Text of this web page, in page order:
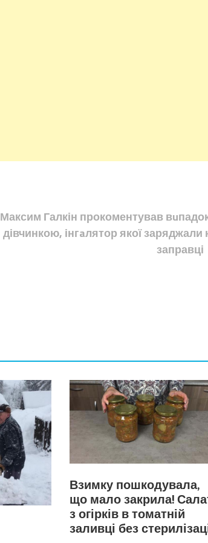
Максим Галкін прокоментував
дівчинкою, інгaлятор якої заряджали
заправці
Взимку пошкодувала,
що мало закрила!
з огірків в томатній
заливці без